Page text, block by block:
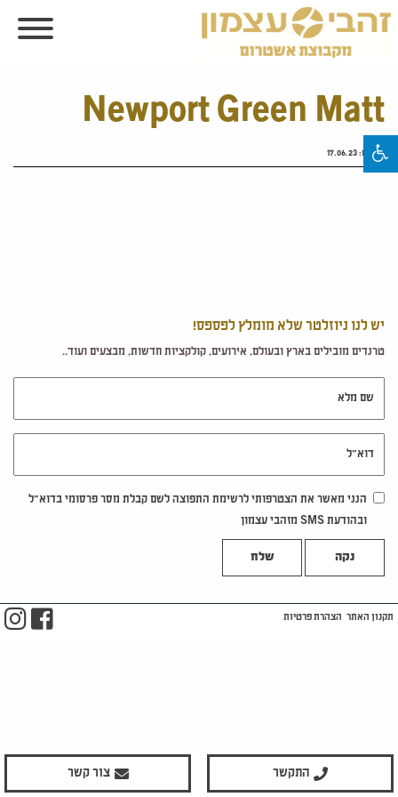
Newport Green Matt
פורסם:17.06.23
יש לנו ניוזלטר שלא מומלץ לפספס!
טרנדים מובילים בארץ ובעולם, אירועים, קולקציות חדשות, מבצעים ועוד..
הנני מאשר את הצטרפותי לרשימת התפוצה לשם קבלת מסר פרסומי בדוא"ל
ובהודעת SMS מזהבי עצמון
נקה
התקשר צור קשר
תקנון האתר הצהרת פרטיות